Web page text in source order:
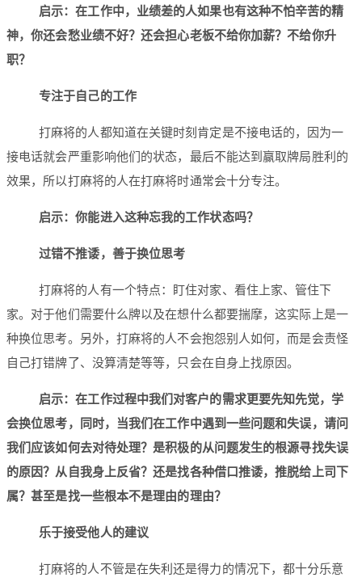
启示：在工作中，业绩差的人如果也有这种不怕辛苦的精
神，你还会愁业绩不好？还会担心老板不给你加薪？不给你升
职？
专注于自己的工作
打麻将的人都知道在关键时刻肯定是不接电话的，因为一
接电话就会严重影响他们的状态，最后不能达到赢取牌局胜利的
效果，所以打麻将的人在打麻将时通常会十分专注。
启示：你能进入这种忘我的工作状态吗？
过错不推诿，善于换位思考
打麻将的人有一个特点：盯住对家、看住上家、管住下
家。对于他们需要什么牌以及在想什么都要揣摩，这实际上是一
种换位思考。另外，打麻将的人不会抱怨别人如何，而是会责怪
自己打错牌了、没算清楚等等，只会在自身上找原因。
启示：在工作过程中我们对客户的需求更要先知先觉，学
会换位思考，同时，当我们在工作中遇到一些问题和失误，请问
我们应该如何去对待处理？是积极的从问题发生的根源寻找失误
的原因？从自我身上反省？还是找各种借口推诿，推脱给上司下
属？甚至是找一些根本不是理由的理由？
乐于接受他人的建议
打麻将的人不管是在失利还是得力的情况下，都十分乐意